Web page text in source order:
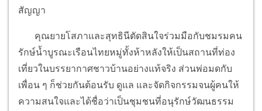
สัญญา
คุณยายโสภาและสุทธินีตัดสินใจร่วมมือกับชมรมคน
รักษ์น้ำบูรณะเรือนไทยหมู่ทั้งห้าหลังให้เป็นสถานที่ท่อง
เที่ยวในบรรยากาศชาวบ้านอย่างแท้จริง ส่วนพ่อมดกับ
เพื่อน ๆ ก็ช่วยกันต้อนรับ ดูแล และจัดกิจกรรมจนผู้คนให้
ความสนใจและได้ชื่อว่าเป็นชุมชนที่อนุรักษ์วัฒนธรรม